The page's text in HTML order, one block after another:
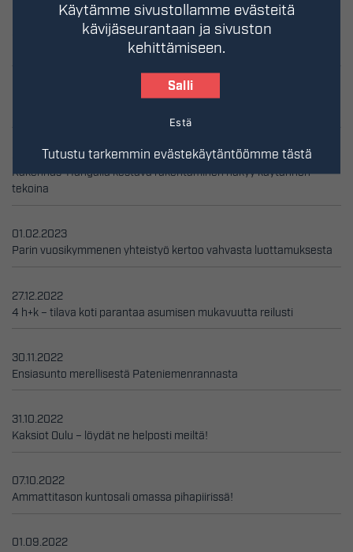
Miten asuntojen hinnat määräytyvät?
24.02.2023
Rakennus-Hangalla kestävä rakentaminen näkyy käytännön
tekoina
01.02.2023
Parin vuosikymmenen yhteistyö kertoo vahvasta luottamuksesta
27.12.2022
4 h+k – tilava koti parantaa asumisen mukavuutta reilusti
30.11.2022
Ensiasunto merellisestä Pateniemenrannasta
31.10.2022
Kaksiot Oulu – löydät ne helposti meiltä!
07.10.2022
Ammattitason kuntosali omassa pihapiirissä!
01.09.2022
Käytämme sivustollamme evästeitä
kävijäseurantaan ja sivuston
kehittämiseen.
Salli
Estä
Tutustu tarkemmin evästekäytäntöömme tästä